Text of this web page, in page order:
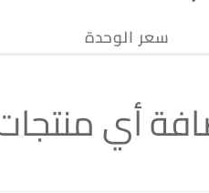
سعر الوحدة
أي